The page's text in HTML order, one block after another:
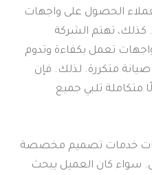
الحصول على واجهات
تهتم الشركة
تعمل بكفاءة وتدوم
متكررة. لذلك. فإن
متكاملة تلبي جميع
خدمات تصميم مخصصة
سواء كان العميل يبحث